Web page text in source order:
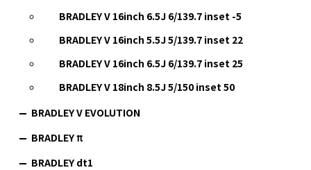
BRADLEY V 16inch 6.5J 6/139.7 inset -5
BRADLEY V 16inch 5.5J 5/139.7 inset 22
BRADLEY V 16inch 6.5J 6/139.7 inset 25
BRADLEY V 18inch 8.5J 5/150 inset 50
BRADLEY V EVOLUTION
BRADLEY π
BRADLEY dt1